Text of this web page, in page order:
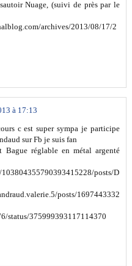
Nuage, (suivi de près par le
archives/2013/08/17/2
à 17:13
c est super sympa je participe
sur Fb je suis fan
réglable en métal argenté
posts/D
posts/1697443332
status/375999393117114370